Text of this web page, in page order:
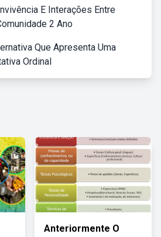
E Interações Entre
2 Ano
Que Apresenta Uma
Ordinal
Anteriormente O